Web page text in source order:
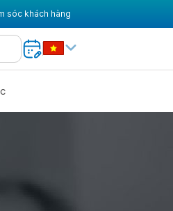
sóc khách hàng